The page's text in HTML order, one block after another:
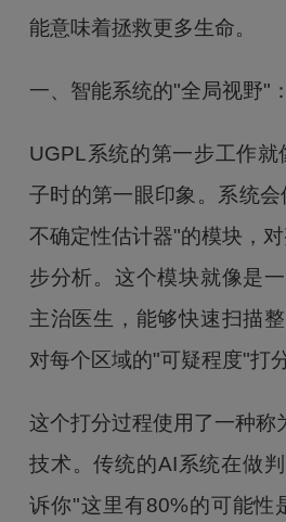
能意味着拯救更多生命。
一、智能系统的"全局视野"
UGPL系统的第一步工作
子时的第一眼印象。系统
不确定性估计器"的模块，
步分析。这个模块就像是
主治医生，能够快速扫描
对每个区域的"可疑程度"打分
这个打分过程使用了一种称
技术。传统的AI系统在做
诉你"这里有80%的可能性